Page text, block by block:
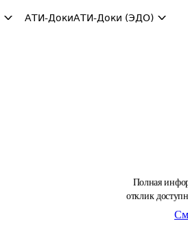
АТИ-ДокиАТИ-Доки (ЭДО)
Полная
отклик